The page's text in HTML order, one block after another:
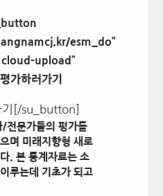
esm_do”
upload”
가하러가기
기[/su_button]
전문가들의 평가를
며 미래지향형 새로
. 본 통계자료는 소
루는데 기초가 되고